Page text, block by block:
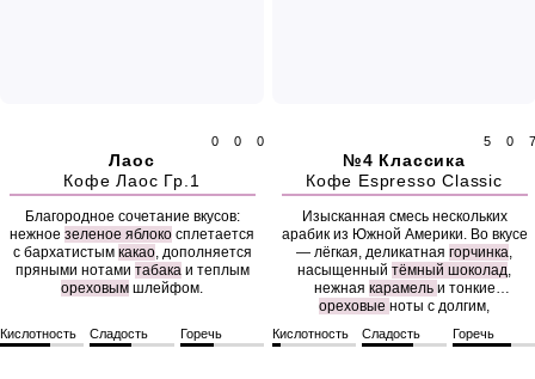
0 0 0
Лаос
Кофе Лаос Гр.1
Благородное сочетание вкусов:
нежное зеленое яблоко сплетается
с бархатистым какао, дополняется
пряными нотами табакаи теплым
ореховым шлейфом.
Кислотность Сладость Горечь
5 0 7
№4 Классика
Кофе Espresso Classic
Изысканная смесь нескольких
арабик из Южной Америки. Во вкусе
— лёгкая, деликатная горчинка,
насыщенный тёмный шоколад,
нежная карамель и тонкие
ореховые ноты с долгим,
Кислотность Сладость Горечь